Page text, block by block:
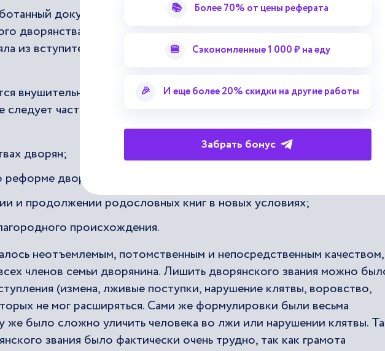
документ – «Грамота на права, вольности и преимущества
дворянства» - больше известный под названием «Жалованная
из вступительного манифеста и четырех разделов, в которых
внушительный текст о величии России, заслугах дворянства,
часть с перечислением прав и привилегий дворян,
дворян;
дворянского общества в регионах;
и продолжении родословных книг в новых условиях;
происхождения.
неотъемлемым, потомственным и непосредственным качеством,
членов семьи дворянина. Лишить дворянского звания можно
(измена, лживые поступки, нарушение клятвы, воровство,
не мог расширяться. Сами же формулировки были весьма
же было сложно уличить человека во лжи или нарушении клятвы.
звания было фактически очень трудно, так как грамота
📚 Более 70% от цены реферата
🍔 Сэкономленные 1 000 ₽ на еду
🎉 И еще более 20% скидки на другие работы
Забрать бонус